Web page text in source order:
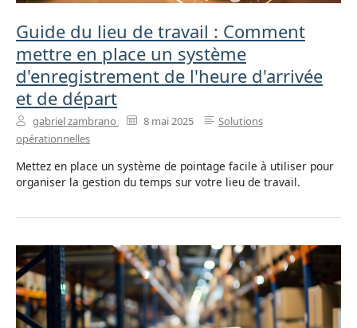
Guide du lieu de travail : Comment
mettre en place un système
d'enregistrement de l'heure d'arrivée
et de départ
gabriel zambrano 8 mai 2025
Solutions
opérationnelles
Mettez en place un système de pointage facile à utiliser pour
organiser la gestion du temps sur votre lieu de travail.